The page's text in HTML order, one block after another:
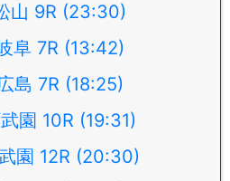
山 9R (23:30)
阜 7R (13:42)
島 7R (18:25)
園 10R (19:31)
園 12R (20:30)